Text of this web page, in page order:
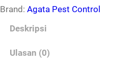
s
Brand: Agata Pest Control
Deskripsi
Ulasan (0)